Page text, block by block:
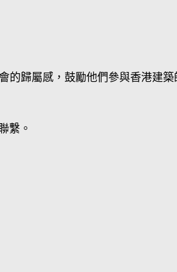
的歸屬感，鼓勵他們參與香港建
繫。